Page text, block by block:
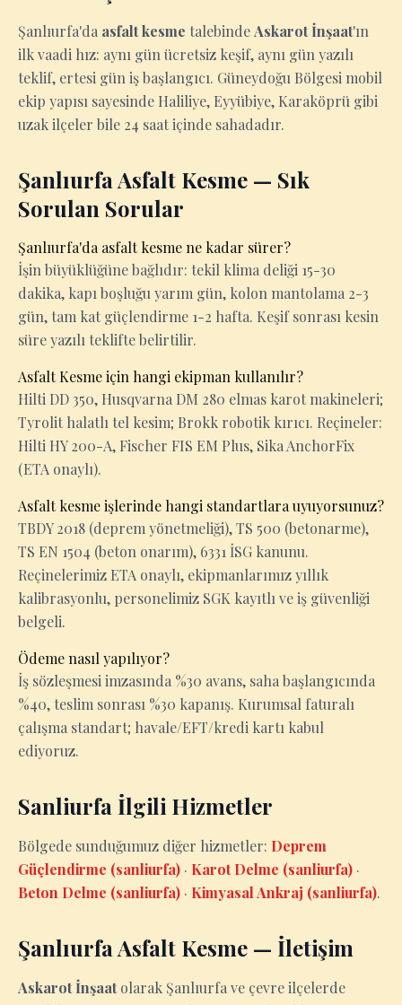
Şanlıurfa'da asfalt kesme talebindeAskarot İnşaat'ın
ilk vaadi hız: aynı gün ücretsiz keşif, aynı gün yazılı
teklif, ertesi gün iş başlangıcı. Güneydoğu Bölgesi mobil
ekip yapısı sayesinde Haliliye, Eyyübiye, Karaköprü gibi
uzak ilçeler bile 24 saat içinde sahadadır.
Şanlıurfa Asfalt Kesme — Sık
Sorulan Sorular
Şanlıurfa'da asfalt kesme ne kadar sürer?
İşin büyüklüğüne bağlıdır: tekil klima deliği 15-30
dakika, kapı boşluğu yarım gün, kolon mantolama 2-3
gün, tam kat güçlendirme 1-2 hafta. Keşif sonrası kesin
süre yazılı teklifte belirtilir.
Asfalt Kesme için hangi ekipman kullanılır?
Hilti DD 350, Husqvarna DM 280 elmas karot makineleri;
Tyrolit halatlı tel kesim; Brokk robotik kırıcı. Reçineler:
Hilti HY 200-A, Fischer FIS EM Plus, Sika AnchorFix
(ETA onaylı).
Asfalt kesme işlerinde hangi standartlara uyuyorsunuz?
TBDY 2018 (deprem yönetmeliği), TS 500 (betonarme),
TS EN 1504 (beton onarım), 6331 İSG kanunu.
Reçinelerimiz ETA onaylı, ekipmanlarımız yıllık
kalibrasyonlu, personelimiz SGK kayıtlı ve iş güvenliği
belgeli.
Ödeme nasıl yapılıyor?
İş sözleşmesi imzasında %30 avans, saha başlangıcında
%40, teslim sonrası %30 kapanış. Kurumsal faturalı
çalışma standart; havale/EFT/kredi kartı kabul
ediyoruz.
Sanliurfa İlgili Hizmetler
Bölgede sunduğumuz diğer hizmetler: Deprem
Güçlendirme (sanliurfa) · Karot Delme (sanliurfa) ·
Beton Delme (sanliurfa) · Kimyasal Ankraj (sanliurfa).
Şanlıurfa Asfalt Kesme — İletişim
Askarot İnşaatolarak Şanlıurfa ve çevre ilçelerde